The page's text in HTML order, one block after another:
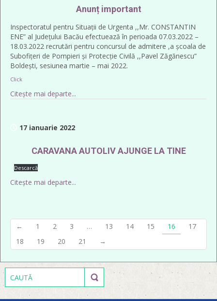
Anunț important
Inspectoratul pentru Situații de Urgenta ,,Mr. CONSTANTIN
ENE” al Județului Bacău efectuează în perioada 07.03.2022 –
18.03.2022 recrutări pentru concursul de admitere ,a școala de
Subofițeri de Pompieri și Protecție Civilă ,,Pavel Zăgănescu”
Boldești, sesiunea martie – mai 2022.
Click
Citește mai departe...
17 ianuarie 2022
CARAVANA AUTOLIV AJUNGE LA TINE
Descarcă
Citește mai departe...
← 1 2 3 … 13 14 15 16
17
18
19 20 21 →